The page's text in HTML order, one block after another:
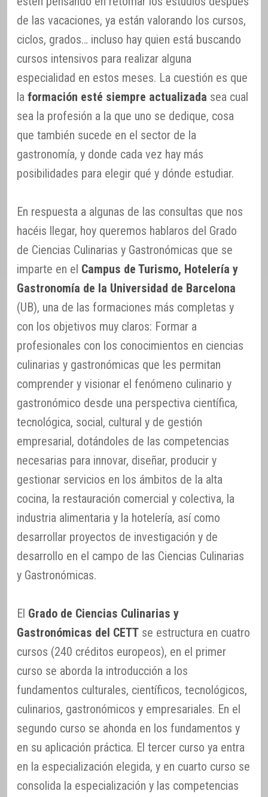
de las vacaciones, ya están valorando los cursos,
ciclos, grados… incluso hay quien está buscando
cursos intensivos para realizar alguna
especialidad en estos meses. La cuestión es que
la formación esté siempre actualizada sea cual
sea la profesión a la que uno se dedique, cosa
que también sucede en el sector de la
gastronomía, y donde cada vez hay más
posibilidades para elegir qué y dónde estudiar.
En respuesta a algunas de las consultas que nos
hacéis llegar, hoy queremos hablaros del Grado
de Ciencias Culinarias y Gastronómicas que se
imparte en el Campus de Turismo, Hotelería y
Gastronomía de la Universidad de Barcelona
(UB), una de las formaciones más completas y
con los objetivos muy claros: Formar a
profesionales con los conocimientos en ciencias
culinarias y gastronómicas que les permitan
comprender y visionar el fenómeno culinario y
gastronómico desde una perspectiva científica,
tecnológica, social, cultural y de gestión
empresarial, dotándoles de las competencias
necesarias para innovar, diseñar, producir y
gestionar servicios en los ámbitos de la alta
cocina, la restauración comercial y colectiva, la
industria alimentaria y la hotelería, así como
desarrollar proyectos de investigación y de
desarrollo en el campo de las Ciencias Culinarias
y Gastronómicas.
El Grado de Ciencias Culinarias y
Gastronómicas del CETT se estructura en cuatro
cursos (240 créditos europeos), en el primer
curso se aborda la introducción a los
fundamentos culturales, científicos, tecnológicos,
culinarios, gastronómicos y empresariales. En el
segundo curso se ahonda en los fundamentos y
en su aplicación práctica. El tercer curso ya entra
en la especialización elegida, y en cuarto curso se
consolida la especialización y las competencias